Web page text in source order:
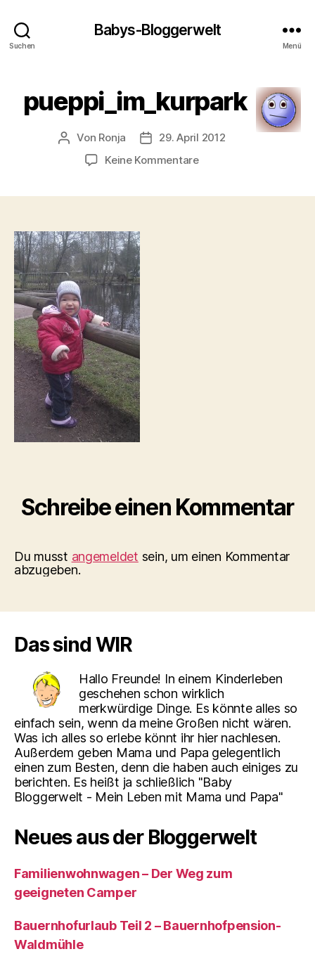
Suchen
Babys-Bloggerwelt
Menü
pueppi_im_kurpark
Beitragsautor
Von Ronja Veröffentlichungsdatum
29. April 2012
Keine Kommentarezu
Schreibe einen Kommentar
Du musst angemeldet sein, um einen Kommentar
abzugeben.
Das sind WIR
Hallo Freunde! In einem Kinderleben
geschehen schon wirklich
merkwürdige Dinge. Es könnte alles so
einfach sein, wenn da meine Großen nicht wären.
Was ich alles so erlebe könnt ihr hier nachlesen.
Außerdem geben Mama und Papa gelegentlich
einen zum Besten, denn die haben auch einiges zu
berichten. Es heißt ja schließlich "Baby
Bloggerwelt - Mein Leben mit Mama und Papa"
Neues aus der Bloggerwelt
Familienwohnwagen – Der Weg zum
geeigneten Camper
Bauernhofurlaub Teil 2 – Bauernhofpension-
Waldmühle